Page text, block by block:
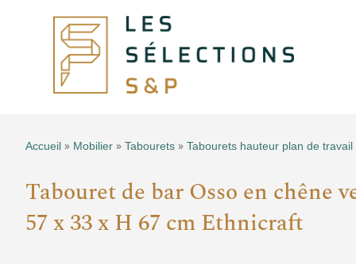
Accueil » Mobilier » Tabourets » Tabourets hauteur plan de travail
Tabouret de bar Osso en chêne
57 x 33 x H 67 cm Ethnicraft